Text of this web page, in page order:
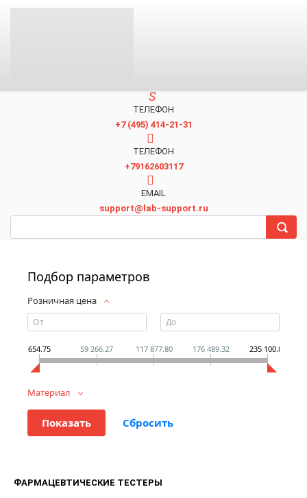
ТЕЛЕФОН
+7 (495) 414-21-31
TЕЛЕФОН
+79162603117
EMAIL
support@lab-support.ru
Подбор параметров
Розничная цена
654.75 59 266.27 117 877.80 176 489.32 235 100.84
Материал
ФАРМАЦЕВТИЧЕСКИЕ ТЕСТЕРЫ